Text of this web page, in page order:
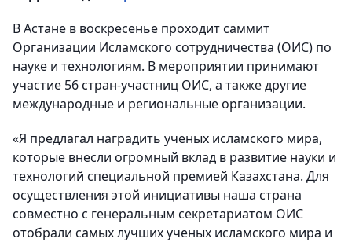
В Астане в воскресенье проходит саммит
Организации Исламского сотрудничества (ОИС) по
науке и технологиям. В мероприятии принимают
участие 56 стран-участниц ОИС, а также другие
международные и региональные организации.
«Я предлагал наградить ученых исламского мира,
которые внесли огромный вклад в развитие науки и
технологий специальной премией Казахстана. Для
осуществления этой инициативы наша страна
совместно с генеральным секретариатом ОИС
отобрали самых лучших ученых исламского мира и